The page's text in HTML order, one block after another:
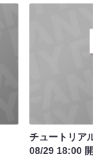
チュートリアル
08/29 18:00 開